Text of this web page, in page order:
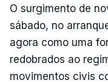
O surgimento de
sábado, no
agora como uma
redobrados ao
movimentos civis